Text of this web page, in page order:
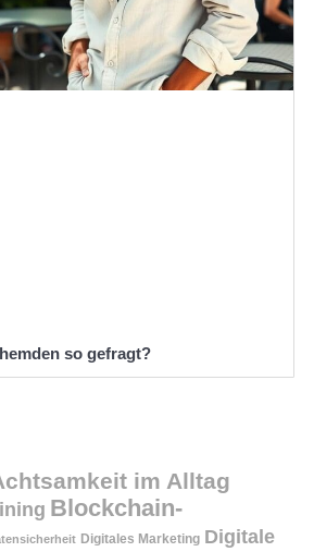
so gefragt?
im Alltag
Blockchain-
Digitales Marketing Digitale